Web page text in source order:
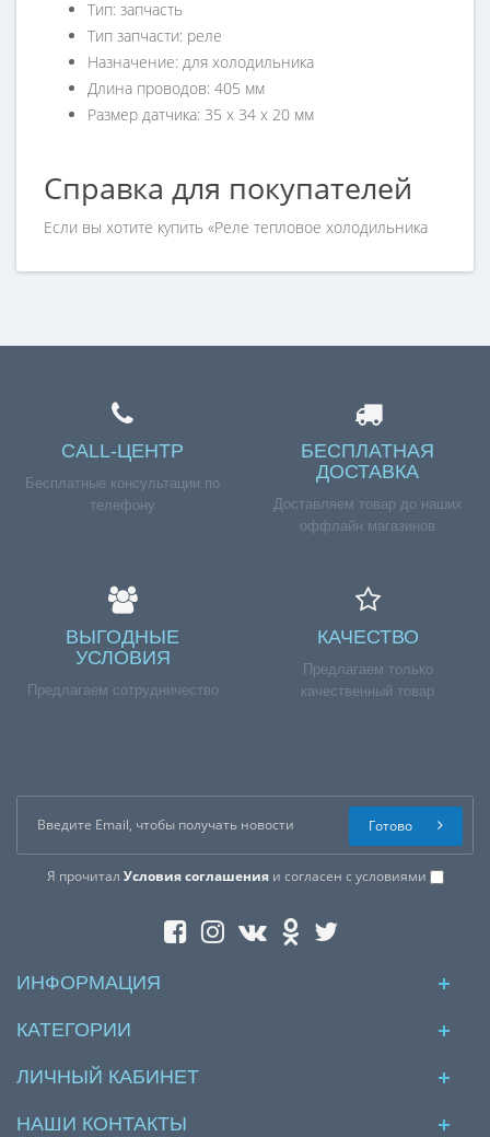
Тип: запчасть
Тип запчасти: реле
Назначение: для холодильника
Длина проводов: 405 мм
Размер датчика: 35 х 34 х 20 мм
Справка для покупателей
Если вы хотите купить «Реле тепловое холодильника
но у вас возникли сложности соформлением заказа,
CALL-ЦЕНТР
Бесплатные консультации по
телефону
БЕСПЛАТНАЯ
ДОСТАВКА
Доставляем товар до наших
оффлайн магазинов
ВЫГОДНЫЕ
УСЛОВИЯ
Предлагаем сотрудничество
КАЧЕСТВО
Предлагаем только
качественный товар
Я прочитал Условия соглашенияи согласен с условиями
Готово
ИНФОРМАЦИЯ
КАТЕГОРИИ
ЛИЧНЫЙ КАБИНЕТ
НАШИ КОНТАКТЫ